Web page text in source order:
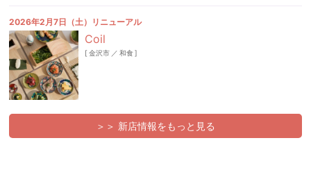
2026年2月7日（土）リニューアル
Coil
[金沢市 ／ 和食]
＞＞ 新店情報をもっと見る